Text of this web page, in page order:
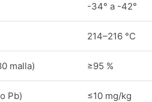
-34° a -42°
214–216 °C
malla) ≥95 %
Pb) ≤10 mg/kg